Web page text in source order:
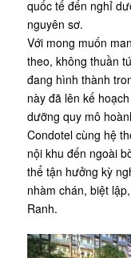
quốc tế đến nghỉ
nguyên sơ.
Với mong muốn
theo, không thuần
đang hình thành
này đã lên kế
dưỡng quy mô
Condotel cùng hệ
nội khu đến ngoài
thể tận hưởng kỳ
nhàm chán, biệt
Ranh.